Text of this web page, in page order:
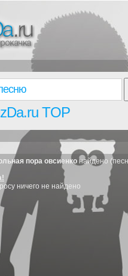
TOP
пора овсиенко найдено
ничего не найдено